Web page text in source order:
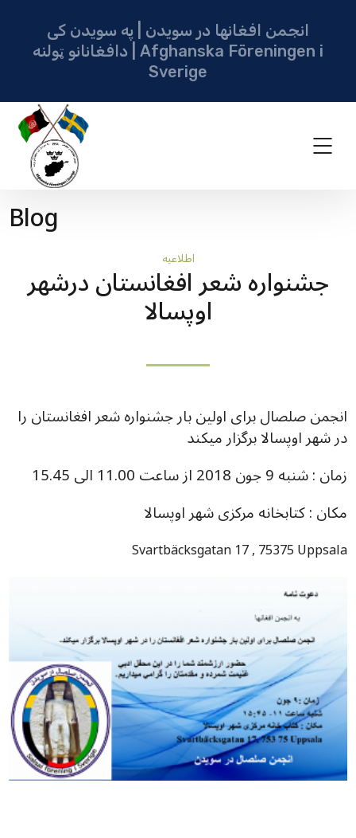
انجمن افغانها در سویدن | په سویدن کی
دافغانانو ټولنه | Afghanska Föreningen i
Sverige
Blog
اطلاعيه
جشنواره شعر افغانستان درشهر
اوپسالا
انجمن صلصال برای اولین بار جشنواره شعر افغانستان را
در شهر اوپسالا برگزار میکند
زمان : شنبه 9 جون 2018 از ساعت 11.00 الی 15.45
مکان : کتابخانه مرکزی شهر اوپسالا
Svartbäcksgatan 17 , 75375 Uppsala